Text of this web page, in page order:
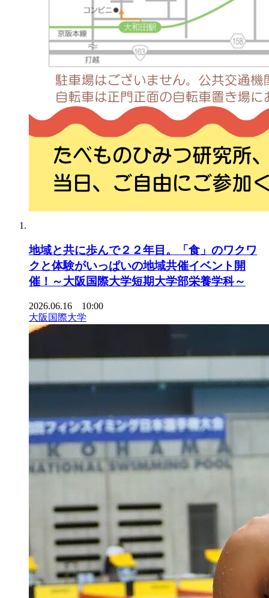
地域と共に歩んで２２年目。「食」のワクワ
クと体験がいっぱいの地域共催イベント開
催！～大阪国際大学短期大学部栄養学科～
2026.06.16 10:00
大阪国際大学